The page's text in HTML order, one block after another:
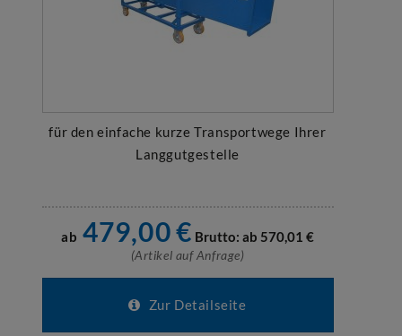
für den einfache kurze Transportwege Ihrer
Langgutgestelle
ab 479,00€ Brutto: ab 570,01 €
(Artikel auf Anfrage)
Zur Detailseite